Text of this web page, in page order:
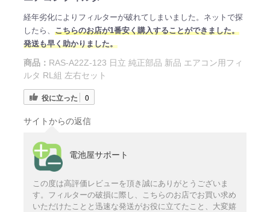
経年劣化によりフィルターが破れてしまいました。ネットで探
したら、 こちらのお店が1番安く購入することができました。
発送も早く助かりました。
商品： RAS-A22Z-123 日立 純正部品 新品 エアコン用フィ
ルタ RL組 左右セット
役に立った 0
サイトからの返信
電池屋サポート
この度は高評価レビューを頂き誠にありがとうございま
す。フィルターの破損に際し、こちらのお店でお買い求め
いただけたことと迅速な発送がお役に立てたこと、大変嬉